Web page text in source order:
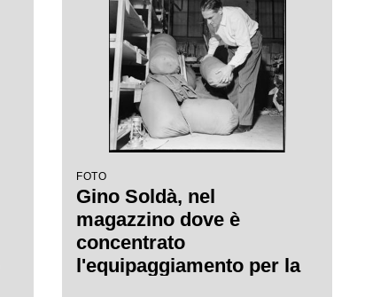
FOTO
Gino Soldà, nel
magazzino dove è
concentrato
l'equipaggiamento per la